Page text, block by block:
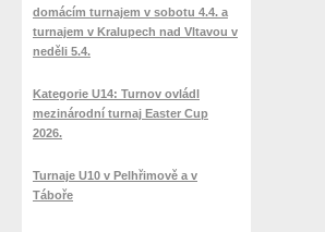
domácím turnajem v sobotu 4.4. a
turnajem v Kralupech nad Vltavou v
neděli 5.4.
Kategorie U14: Turnov ovládl
mezinárodní turnaj Easter Cup
2026.
Turnaje U10 v Pelhřimově a v
Táboře